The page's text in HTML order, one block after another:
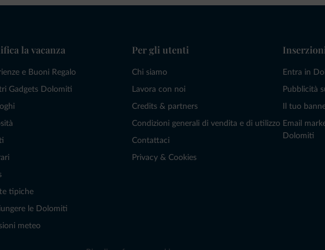
la vacanza
e Buoni Regalo
Gadgets Dolomiti
tipiche
le Dolomiti
meteo
Per gli utenti
Chi siamo
Lavora con noi
Credits & partners
Condizioni generali di vendita e di utilizzo
Contattaci
Privacy & Cookies
Entra in
Pubblicità
Il tuo
Email
Dolomiti